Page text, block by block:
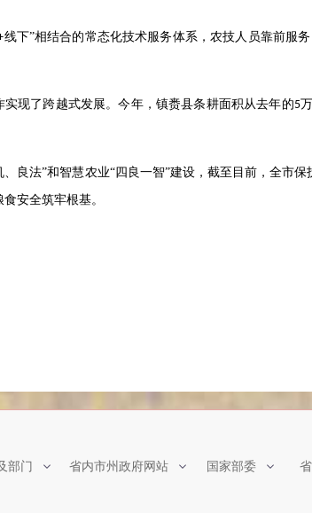
线下”相结合的常态化技术服务体系，农技人员靠前服
现了跨越式发展。今年，镇赉县条耕面积从去年的5
良法”和智慧农业“四良一智”建设，截至目前，全市
安全筑牢根基。
部门 省内市州政府网站 国家部委